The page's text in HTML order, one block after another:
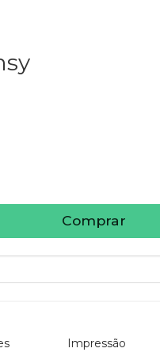
Comprar
Impressão